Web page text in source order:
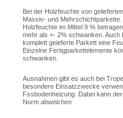
Bei der Holzfeuchte von
Massiv- und
Holzfeuchte im Mittel 9 %
mehr als +- 2% schwanken.
komplett geieferte Parkett eine
Einzelne Fertigparkettelemente
schwanken.
Ausnahmen gibt es auch bei
besondere Einsatzzwecke
Fssbodenheizung. Dabei kann
Norm abweichen